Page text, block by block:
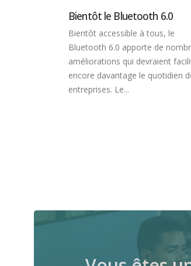
de nombreuses
devraient faciliter
le quotidien des
RGPD pour les
prévention et de
Pour accompagner
prévention et de
travail (SPST) dans
conformité, la CNIL